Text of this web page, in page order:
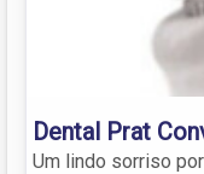
Dental Prat
Um lindo sorriso